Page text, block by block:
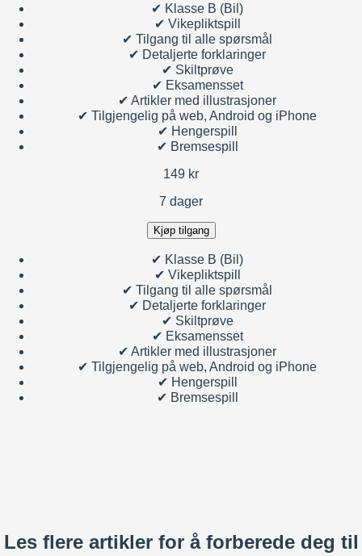
✔ Klasse B (Bil)
✔ Vikepliktspill
✔ Tilgang til alle spørsmål
✔ Detaljerte forklaringer
✔ Skiltprøve
✔ Eksamensset
✔ Artikler med illustrasjoner
✔ Tilgjengelig på web, Android og iPhone
✔ Hengerspill
✔ Bremsespill
149 kr
7 dager
Kjøp tilgang
✔ Klasse B (Bil)
✔ Vikepliktspill
✔ Tilgang til alle spørsmål
✔ Detaljerte forklaringer
✔ Skiltprøve
✔ Eksamensset
✔ Artikler med illustrasjoner
✔ Tilgjengelig på web, Android og iPhone
✔ Hengerspill
✔ Bremsespill
Les flere artikler for å forberede deg til